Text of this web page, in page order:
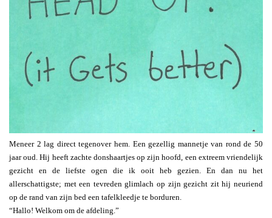
Meneer 2 lag direct tegenover hem. Een gezellig mannetje van rond de 50
jaar oud. Hij heeft zachte donshaartjes op zijn hoofd, een extreem vriendelijk
gezicht en de liefste ogen die ik ooit heb gezien. En dan nu het
allerschattigste; met een tevreden glimlach op zijn gezicht zit hij neuriend
op de rand van zijn bed een tafelkleedje te borduren.
“Hallo! Welkom om de afdeling.”